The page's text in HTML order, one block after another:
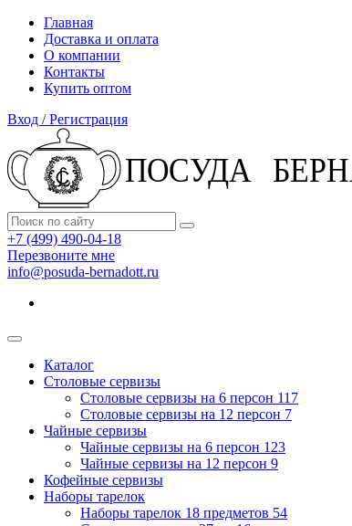
Главная
Доставка и оплата
О компании
Контакты
Купить оптом
Вход / Регистрация
+7 (499) 490-04-18
Перезвоните мне
info@posuda-bernadott.ru
Каталог
Столовые сервизы
Столовые сервизы на 6 персон 117
Столовые сервизы на 12 персон 7
Чайные сервизы
Чайные сервизы на 6 персон 123
Чайные сервизы на 12 персон 9
Кофейные сервизы
Наборы тарелок
Наборы тарелок 18 предметов 54